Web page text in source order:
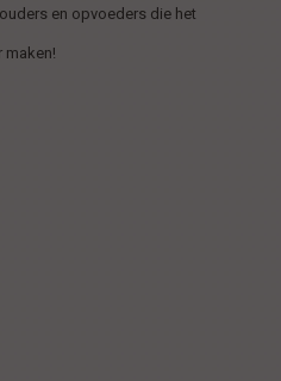
en opvoeders die het
maken!